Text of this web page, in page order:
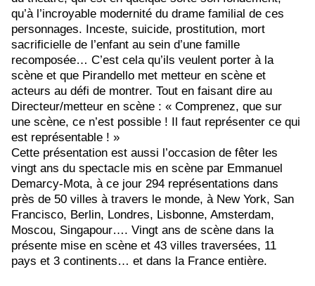
qu’à l’incroyable modernité du drame familial de ces
personnages. Inceste, suicide, prostitution, mort
sacrificielle de l’enfant au sein d’une famille
recomposée… C’est cela qu’ils veulent porter à la
scène et que Pirandello met metteur en scène et
acteurs au défi de montrer. Tout en faisant dire au
Directeur/metteur en scène : « Comprenez, que sur
une scène, ce n’est possible ! Il faut représenter ce qui
est représentable ! »
Cette présentation est aussi l’occasion de fêter les
vingt ans du spectacle mis en scène par Emmanuel
Demarcy-Mota, à ce jour 294 représentations dans
près de 50 villes à travers le monde, à New York, San
Francisco, Berlin, Londres, Lisbonne, Amsterdam,
Moscou, Singapour…. Vingt ans de scène dans la
présente mise en scène et 43 villes traversées, 11
pays et 3 continents… et dans la France entière.